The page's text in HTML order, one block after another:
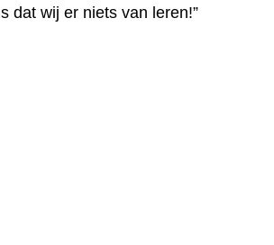
dat wij er niets van leren!”